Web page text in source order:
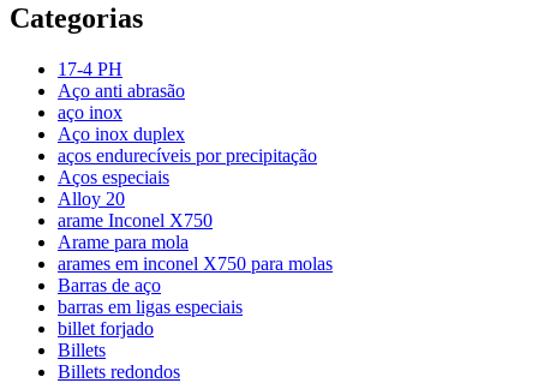
Categorias
17-4 PH
Aço anti abrasão
aço inox
Aço inox duplex
aços endurecíveis por precipitação
Aços especiais
Alloy 20
arame Inconel X750
Arame para mola
arames em inconel X750 para molas
Barras de aço
barras em ligas especiais
billet forjado
Billets
Billets redondos